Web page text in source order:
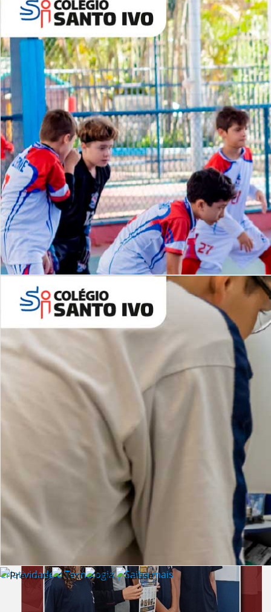
Desafios | Saiba mais
Criatividade e Tecnologia | Saiba mais
Lista de vídeos
NOSSOCANAL